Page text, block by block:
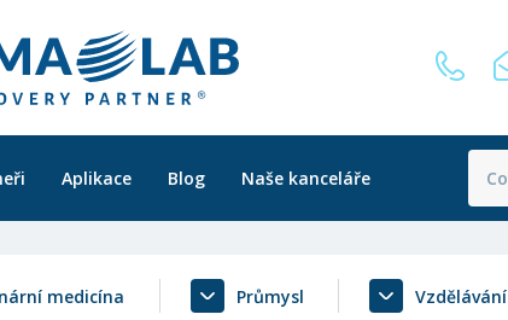
Aplikace Blog Naše kanceláře
medicína Průmysl Vzdělávání